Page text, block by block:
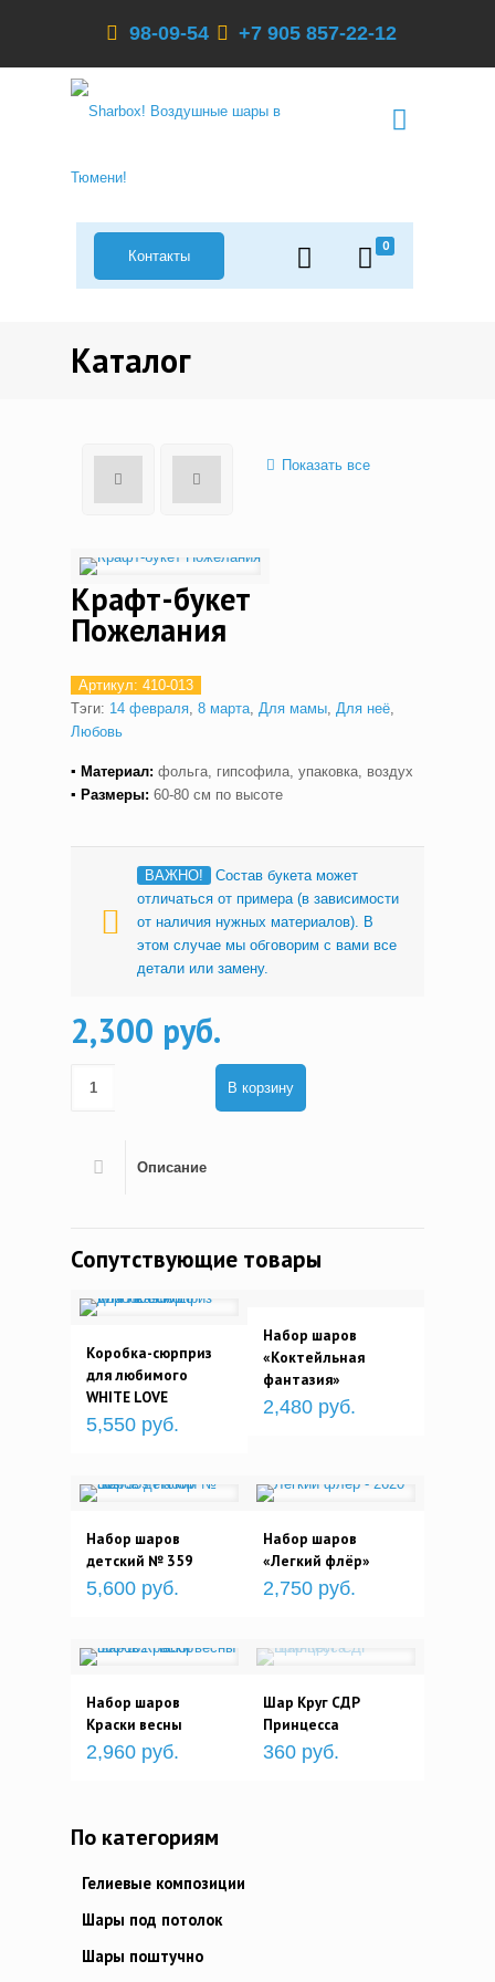
98-09-54 +7 905 857-22-12
0
Контакты
Каталог
Показать все
Крафт-букет
Пожелания
Артикул: 410-013
Тэги: 14 февраля, 8 марта, Для мамы, Для неё,
Любовь
▪ Материал: фольга, гипсофила, упаковка, воздух
▪ Размеры: 60-80 см по высоте
ВАЖНО!
Cостав букета может
отличаться от примера (в зависимости
от наличия нужных материалов). В
этом случае мы обговорим с вами все
детали или замену.
2,300 руб.
В корзину
Описание
Сопутствующие товары
Коробка-сюрприз
для любимого
WHITE LOVE
5,550 руб.
Набор шаров
«Коктейльная
фантазия»
2,480 руб.
Набор шаров
детский № 359
5,600 руб.
Набор шаров
«Легкий флёр»
2,750 руб.
Набор шаров
Краски весны
2,960 руб.
Шар Круг СДР
Принцесса
360 руб.
По категориям
Гелиевые композиции
Шары под потолок
Шары поштучно